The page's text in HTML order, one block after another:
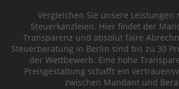
Vergleichen Sie unsere Leistungen
Steuerkanzleien. Hier findet der
Transparenz und absolut faire
Steuerberatung in Berlin sind bis zu 30
der Wettbewerb. Eine hohe
Preisgestaltung schafft ein
zwischen Mandant und